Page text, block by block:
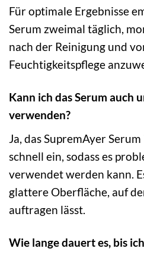
Für optimale Ergebnisse
Serum zweimal täglich,
nach der Reinigung und
Feuchtigkeitspflege
Kann ich das Serum auch
verwenden?
Ja, das SupremAyer
schnell ein, sodass es
verwendet werden kann.
glattere Oberfläche, auf
auftragen lässt.
Wie lange dauert es, bis